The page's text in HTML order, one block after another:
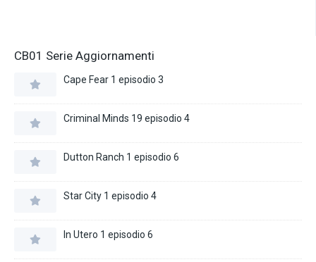
CB01 Serie Aggiornamenti
Cape Fear 1 episodio 3
Criminal Minds 19 episodio 4
Dutton Ranch 1 episodio 6
Star City 1 episodio 4
In Utero 1 episodio 6